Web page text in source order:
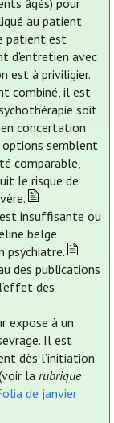
âgés) pour
au patient
patient est
d'entretien avec
est à priviligier.
combiné, il est
soit
concertation
semblent
comparable,
le risque de
insuffisante ou
belge
psychiatre.
des publications
des
expose à un
Il est
dès l’initiation
la rubrique
de janvier